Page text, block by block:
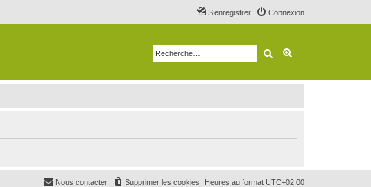
Connexion
S’enregistrer
Rechercher
Heures au format UTC+02:00
Supprimer les cookies
Nous contacter